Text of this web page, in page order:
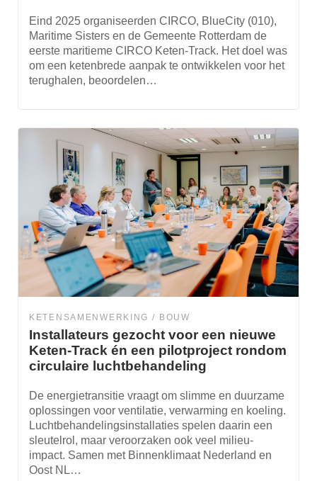
Eind 2025 organiseerden CIRCO, BlueCity (010),
Maritime Sisters en de Gemeente Rotterdam de
eerste maritieme CIRCO Keten-Track. Het doel was
om een ketenbrede aanpak te ontwikkelen voor het
terughalen, beoordelen…
KETENSAMENWERKING BOUW
Installateurs gezocht voor een nieuwe
Keten-Track én een pilotproject rondom
circulaire luchtbehandeling
De energietransitie vraagt om slimme en duurzame
oplossingen voor ventilatie, verwarming en koeling.
Luchtbehandelingsinstallaties spelen daarin een
sleutelrol, maar veroorzaken ook veel milieu-
impact. Samen met Binnenklimaat Nederland en
Oost NL…